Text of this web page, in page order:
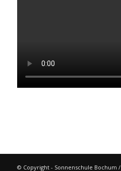
© Copyright - Sonnenschule Bochum /